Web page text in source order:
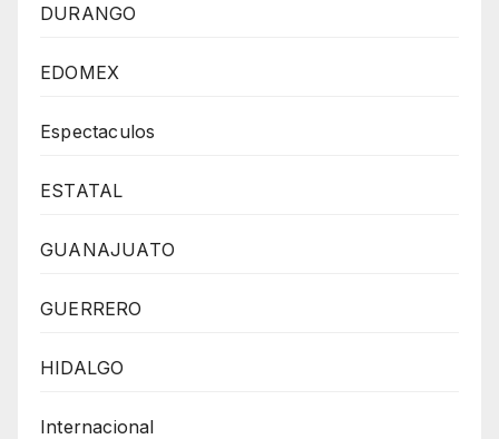
DURANGO
EDOMEX
Espectaculos
ESTATAL
GUANAJUATO
GUERRERO
HIDALGO
Internacional